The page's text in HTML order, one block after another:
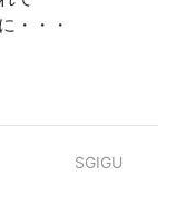
・・・
SGIGU